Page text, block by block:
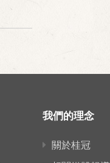
我們的理念
關於桂冠